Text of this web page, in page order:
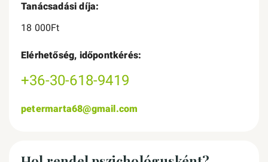
Tanácsadási díja:
18 000Ft
Elérhetőség, időpontkérés:
+36-30-618-9419
petermarta68@gmail.com